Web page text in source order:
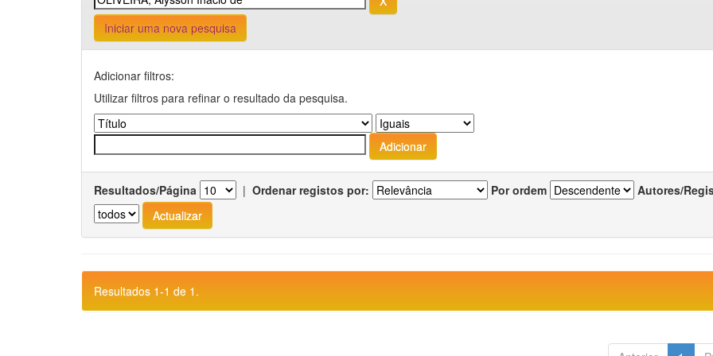
Iniciar uma nova pesquisa
Adicionar filtros:
Utilizar filtros para refinar o resultado da pesquisa.
Resultados/Página | Ordenar registos por: Por ordem Autores/
Resultados 1-1 de 1.